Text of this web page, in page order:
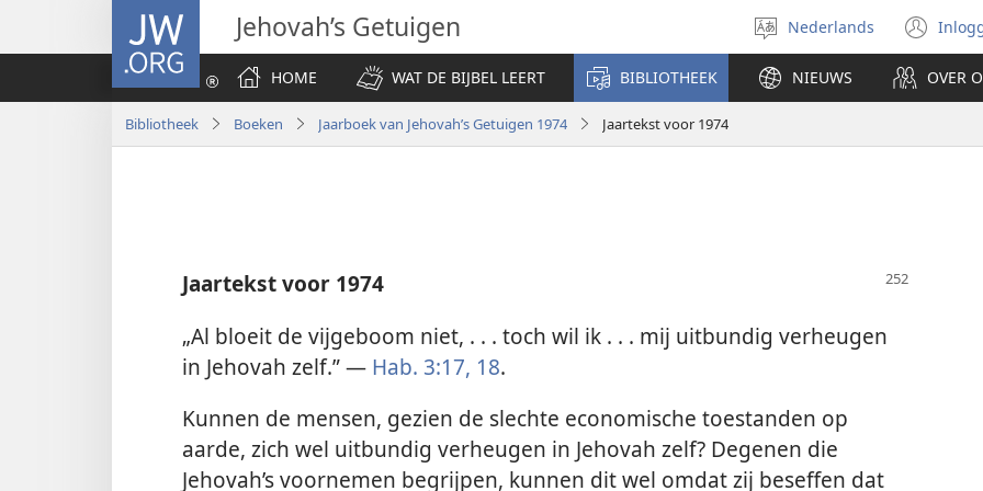
JW.ORG Jehovah’s Getuigen
Taal
selecteren
Nederlands
HOME
WAT DE BIJBEL LEERT BIBLIOTHEEK NIEUWS OVER
Bibliotheek Boeken Jaarboek van Jehovah’s Getuigen 1974 Jaartekst voor 1974
Jaartekst voor 1974
„Al bloeit de vijgeboom niet, . . . toch wil ik . . . mij uitbundig verheugen
in Jehovah zelf.” — Hab. 3:17, 18.
Kunnen de mensen, gezien de slechte economische toestanden op
aarde, zich wel uitbundig verheugen in Jehovah zelf? Degenen die
Jehovah’s voornemen begrijpen, kunnen dit wel omdat zij beseffen dat